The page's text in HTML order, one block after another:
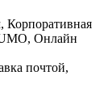
Онлайн
почтой,